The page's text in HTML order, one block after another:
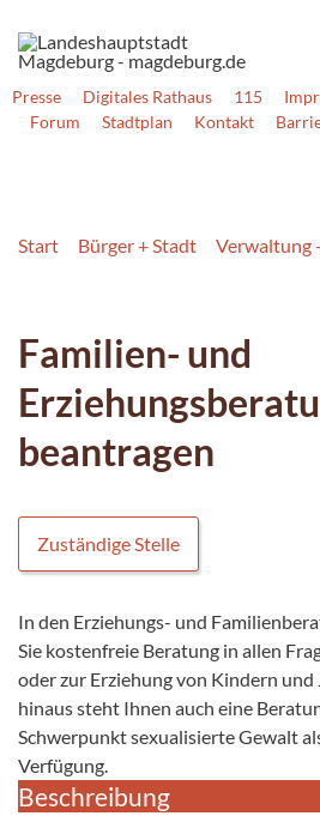
Presse Digitales Rathaus 115
Forum
Stadtplan Kontakt
Start Bürger + Stadt Verwaltung
Familien- und
beantragen
Zuständige Stelle
In den Erziehungs- und
Sie kostenfreie Beratung in allen
oder zur Erziehung von Kindern
hinaus steht Ihnen auch eine
Schwerpunkt sexualisierte Gewalt
Verfügung.
Beschreibung